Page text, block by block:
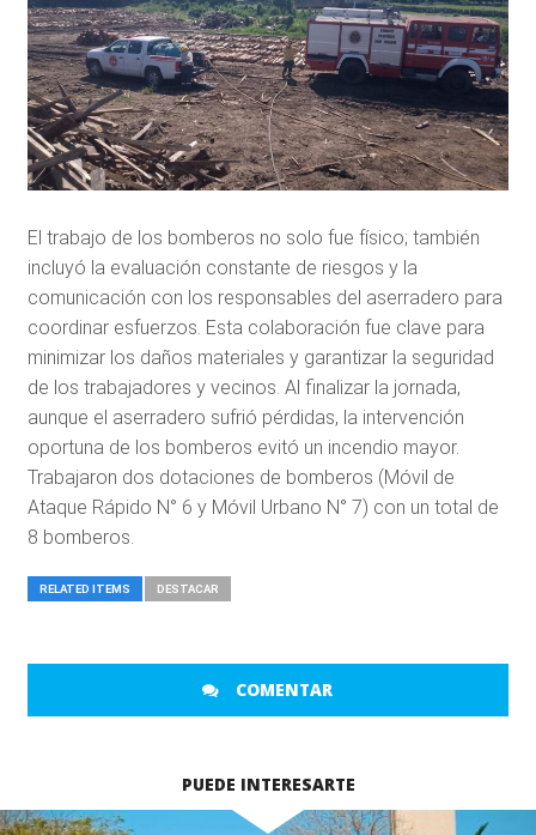
El trabajo de los bomberos no solo fue físico; también
incluyó la evaluación constante de riesgos y la
comunicación con los responsables del aserradero para
coordinar esfuerzos. Esta colaboración fue clave para
minimizar los daños materiales y garantizar la seguridad
de los trabajadores y vecinos. Al finalizar la jornada,
aunque el aserradero sufrió pérdidas, la intervención
oportuna de los bomberos evitó un incendio mayor.
Trabajaron dos dotaciones de bomberos (Móvil de
Ataque Rápido N° 6 y Móvil Urbano N° 7) con un total de
8 bomberos.
RELATED ITEMS DESTACAR
COMENTAR
PUEDE INTERESARTE